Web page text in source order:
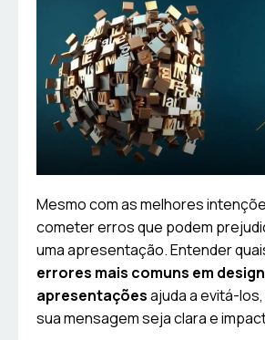
Mesmo com as melhores
cometer erros que podem
uma apresentação. Entender
errores mais comuns em
apresentaçõesajuda a evitá-
sua mensagem seja clara e